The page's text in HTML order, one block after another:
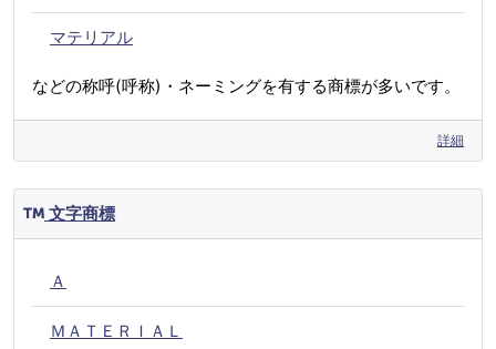
マテリアル
などの称呼(呼称)・ネーミングを有する商標が多いです。
詳細
文字商標
Ａ
ＭＡＴＥＲＩＡＬ